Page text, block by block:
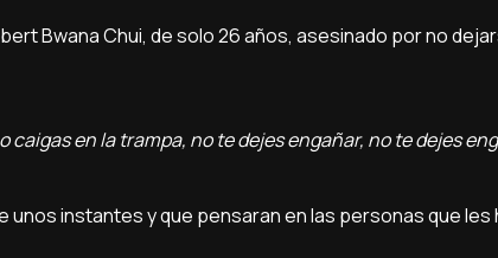
Bwana Chui, de solo 26 años, asesinado por no
en la trampa, no te dejes engañar, no te dejes
instantes y que pensaran en las personas que les